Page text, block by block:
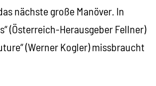
nächste große Manöver. In
(Österreich-Herausgeber Fellner)
(Werner Kogler) missbraucht